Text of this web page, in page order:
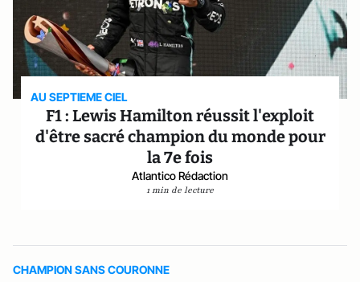
AU SEPTIEME CIEL
F1 : Lewis Hamilton réussit l'exploit
d'être sacré champion du monde pour
la 7e fois
Atlantico Rédaction
1 min de lecture
CHAMPION SANS COURONNE